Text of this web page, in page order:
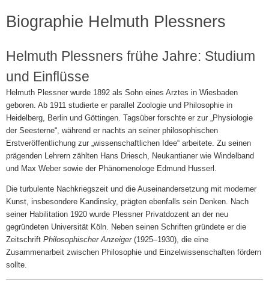
Biographie Helmuth Plessners
Helmuth Plessners frühe Jahre: Studium
und Einflüsse
Helmuth Plessner wurde 1892 als Sohn eines Arztes in Wiesbaden
geboren. Ab 1911 studierte er parallel Zoologie und Philosophie in
Heidelberg, Berlin und Göttingen. Tagsüber forschte er zur „Physiologie
der Seesterne“, während er nachts an seiner philosophischen
Erstveröffentlichung zur „wissenschaftlichen Idee“ arbeitete. Zu seinen
prägenden Lehrern zählten Hans Driesch, Neukantianer wie Windelband
und Max Weber sowie der Phänomenologe Edmund Husserl.
Die turbulente Nachkriegszeit und die Auseinandersetzung mit moderner
Kunst, insbesondere Kandinsky, prägten ebenfalls sein Denken. Nach
seiner Habilitation 1920 wurde Plessner Privatdozent an der neu
gegründeten Universität Köln. Neben seinen Schriften gründete er die
Zeitschrift Philosophischer Anzeiger(1925–1930), die eine
Zusammenarbeit zwischen Philosophie und Einzelwissenschaften fördern
sollte.